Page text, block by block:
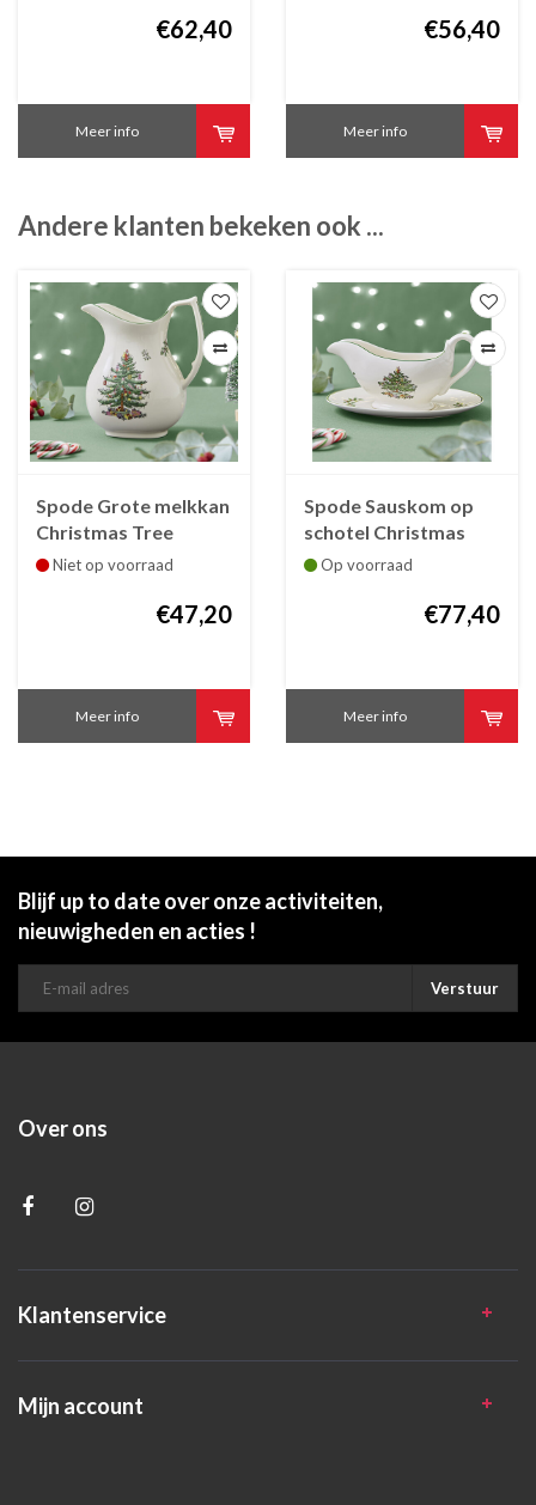
€62,40
Meer info
€56,40
Meer info
Andere klanten bekeken ook ...
Spode Grote melkkan
Christmas Tree
faience
Niet op voorraad
€47,20
Meer info
Spode Sauskom op
schotel Christmas
Tree faïence 31 cl
Op voorraad
€77,40
Meer info
Blijf up to date over onze activiteiten,
nieuwigheden en acties !
Verstuur
Over ons
Klantenservice
Mijn account